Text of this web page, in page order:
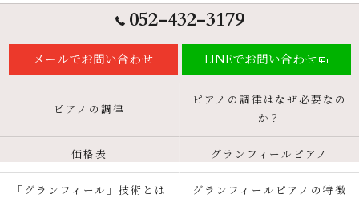
052-432-3179
メールでお問い合わせ LINEでお問い合わせ
ピアノの調律
ピアノの調律はなぜ必要なの
か？
価格表 グランフィールピアノ
「グランフィール」技術とは グランフィールピアノの特徴